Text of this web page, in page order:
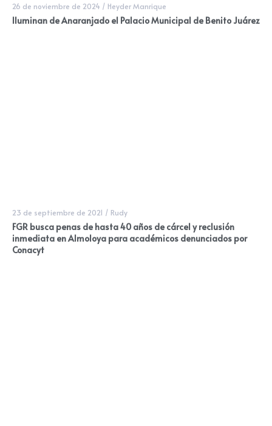
26 de noviembre de 2024 / Heyder Manrique
Iluminan de Anaranjado el Palacio Municipal de Benito Juárez
23 de septiembre de 2021 / Rudy
FGR busca penas de hasta 40 años de cárcel y reclusión
inmediata en Almoloya para académicos denunciados por
Conacyt